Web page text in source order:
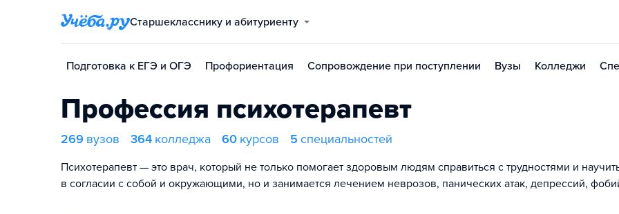
Старшекласснику и абитуриенту
Подготовка к ЕГЭ и ОГЭ Профориентация Сопровождение при поступлении Вузы Колледжи
Профессия психотерапевт
269 вузов 364 колледжа 60 курсов 5 специальностей
Психотерапевт — это врач, который не только помогает здоровым людям справиться с трудностями и
в согласии с собой и окружающими, но и занимается лечением неврозов, панических атак, депрессий,